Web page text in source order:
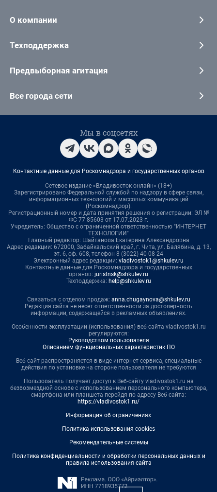
О компании
Техподдержка
Предвыборная агитация
Все города сети
Мы в соцсетях
Контактные данные для Роскомнадзора и государственных органов
Сетевое издание «Владивосток онлайн» (18+)
Зарегистрировано Федеральной службой по надзору в сфере связи,
информационных технологий и массовых коммуникаций
(Роскомнадзор).
Регистрационный номер и дата принятия решения о регистрации: ЭЛ №
ФС 77-85603 от 17.07.2023 г.
Учредитель: Общество с ограниченной ответственностью "ИНТЕРНЕТ
ТЕХНОЛОГИИ"
Главный редактор: Шайтанова Екатерина Александровна
Адрес редакции: 672000, Забайкальский край, г. Чита, ул. Балябина, д. 13,
эт. 6, оф. 608, телефон 8 (3022) 40-08-24
Электронный адрес редакции: vladivostok1@shkulev.ru
Контактные данные для Роскомнадзора и государственных
органов: juristnsk@shkulev.ru
Техподдержка: help@shkulev.ru
Связаться с отделом продаж: anna.chugaynova@shkulev.ru
Редакция сайта не несет ответственности за достоверность
информации, содержащейся в рекламных объявлениях.
Особенности эксплуатации (использования) веб-сайта vladivostok1.ru
регулируются:
Руководством пользователя
Описанием функциональных характеристик ПО
Веб-сайт распространяется в виде интернет-сервиса, специальные
действия по установке на стороне пользователя не требуются
Пользователь получает доступ к Веб-сайту vladivostok1.ru на
безвозмездной основе с использованием персонального компьютера,
смартфона или планшета перейдя по адресу Веб-сайта:
https://vladivostok1.ru/
Информация об ограничениях
Политика использования cookies
Рекомендательные системы
Политика конфиденциальности и обработки персональных данных и
правила использования сайта